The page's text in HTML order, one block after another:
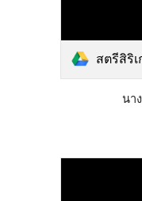
สตรีสิริเก
นา